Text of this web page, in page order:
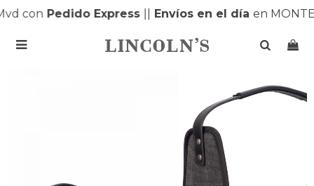
conPedido Express| Envíos en el díaen
